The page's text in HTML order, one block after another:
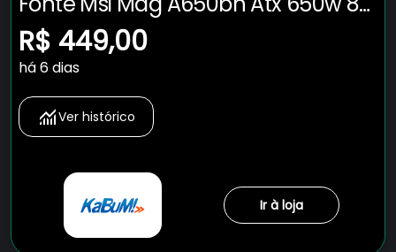
Plus Bronze Pfc Ativo Preto
R$ 449,00
há 6 dias
Ver histórico
Ir à loja